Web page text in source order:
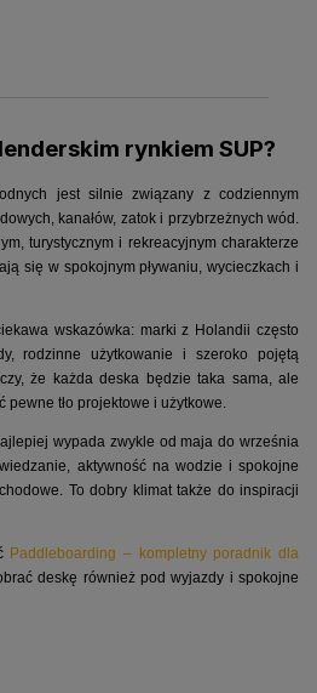
rynkiem SUP?
jest silnie związany z codziennym
kanałów, zatok i przybrzeżnych wód.
turystycznym i rekreacyjnym charakterze
się w spokojnym pływaniu, wycieczkach i
wskazówka: marki z Holandii często
rodzinne użytkowanie i szeroko pojętą
że każda deska będzie taka sama, ale
tło projektowe i użytkowe.
wypada zwykle od maja do września
aktywność na wodzie i spokojne
To dobry klimat także do inspiracji
Paddleboarding – kompletny poradnik dla
deskę również pod wyjazdy i spokojne